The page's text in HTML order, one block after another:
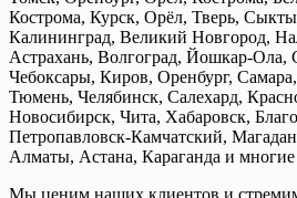
Кострома, Курск, Орёл, Тверь,
Калининград, Великий Новгород,
Астрахань, Волгоград, Йошкар-Ола,
Чебоксары, Киров, Оренбург,
Тюмень, Челябинск, Салехард,
Новосибирск, Чита, Хабаровск,
Петропавловск-Камчатский,
Алматы, Астана, Караганда и многие
Мы ценим наших клиентов и